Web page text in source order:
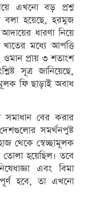
এখনো বড় প্রশ্ন
বলা হয়েছে, হরমুজ
ধারণা নিয়ে
মধ্যে আপত্তি
প্রায় ৩ শতাংশ
সূত্র জানিয়েছে,
ফি ছাড়াই অবাধ
সমাধান বের করার
সমর্থনপুষ্ট
থেকে স্বেচ্ছামূলক
তোলা হয়েছিল। তবে
এবং বিমা
হবে, তা এখনো